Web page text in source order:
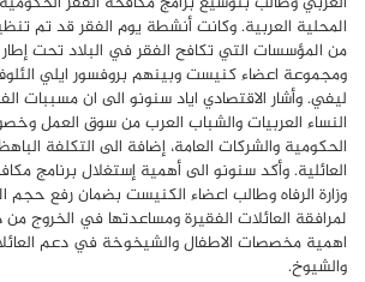
المحلية العربية. وكانت أنشطة يوم الفقر قد تم
من المؤسسات التي تكافح الفقر في البلاد تحت إطار
ومجموعة اعضاء كنيست وبينهم بروفسور ايلي
ليفي. وأشار الاقتصادي اياد سنونو الى ان مسببات
النساء العربيات والشباب العرب من سوق العمل
الحكومية والشركات العامة، إضافة الى التكلفة
العائلية. وأكد سنونو الى أهمية إستغلال برنامج
وزارة الرفاه وطالب اعضاء الكنيست بضمان رفع حجم
لمرافقة العائلات الفقيرة ومساعدتها في الخروج من
اهمية مخصصات الاطفال والشيخوخة في دعم
والشيوخ.